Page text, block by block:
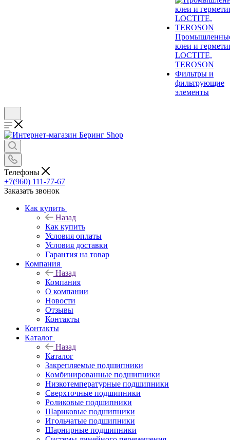
клеи и
LOCTITE,
TEROSON
Фильтры и
фильтрующие
элементы
Телефоны
+7(960) 111-77-67
Заказать звонок
Как купить
Назад
Как купить
Условия оплаты
Условия доставки
Гарантия на товар
Компания
Назад
Компания
О компании
Новости
Отзывы
Контакты
Контакты
Каталог
Назад
Каталог
Закрепляемые подшипники
Комбинированные подшипники
Низкотемпературные подшипники
Сверхточные подшипники
Роликовые подшипники
Шариковые подшипники
Игольчатые подшипники
Шарнирные подшипники